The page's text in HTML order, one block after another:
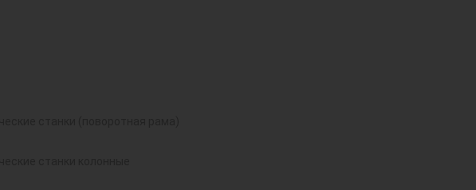
станки (поворотная рама)
станки колонные